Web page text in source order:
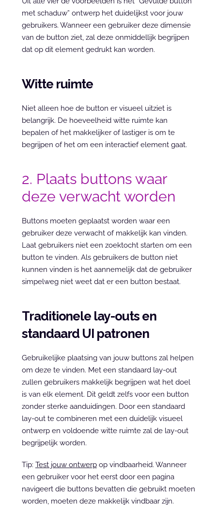
met schaduw” ontwerp het duidelijkst voor jouw
gebruikers. Wanneer een gebruiker deze dimensie
van de button ziet, zal deze onmiddellijk begrijpen
dat op dit element gedrukt kan worden.
Witte ruimte
Niet alleen hoe de button er visueel uitziet is
belangrijk. De hoeveelheid witte ruimte kan
bepalen of het makkelijker of lastiger is om te
begrijpen of het om een interactief element gaat.
2. Plaats buttons waar
deze verwacht worden
Buttons moeten geplaatst worden waar een
gebruiker deze verwacht of makkelijk kan vinden.
Laat gebruikers niet een zoektocht starten om een
button te vinden. Als gebruikers de button niet
kunnen vinden is het aannemelijk dat de gebruiker
simpelweg niet weet dat er een button bestaat.
Traditionele lay-outs en
standaard UI patronen
Gebruikelijke plaatsing van jouw buttons zal helpen
om deze te vinden. Met een standaard lay-out
zullen gebruikers makkelijk begrijpen wat het doel
is van elk element. Dit geldt zelfs voor een button
zonder sterke aanduidingen. Door een standaard
lay-out te combineren met een duidelijk visueel
ontwerp en voldoende witte ruimte zal de lay-out
begrijpelijk worden.
Tip: Test jouw ontwerp op vindbaarheid. Wanneer
een gebruiker voor het eerst door een pagina
navigeert die buttons bevatten die gebruikt moeten
worden, moeten deze makkelijk vindbaar zijn.